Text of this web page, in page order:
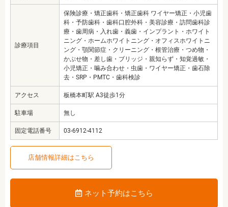
診療項目
保険診療・矯正歯科・矯正歯科 ワイヤー矯正・小児歯
科・予防歯科・歯科口腔外科・美容診療・訪問歯科診
療・歯周病・入れ歯・義歯・インプラント・ホワイト
ニング・ホームホワイトニング・オフィスホワイトニ
ング・顎関節症・クリーニング・根管治療・つめ物・
かぶせ物・差し歯・ブリッジ・親知らず・知覚過敏・
小児矯正・噛み合わせ・虫歯・ワイヤー矯正・歯石除
去・SRP・PMTC・歯科検診
アクセス 板橋本町駅 A3徒歩1分
駐車場 無し
固定電話番号 03-6912-4112
店舗情報詳細はこちら
ネット予約はこちら